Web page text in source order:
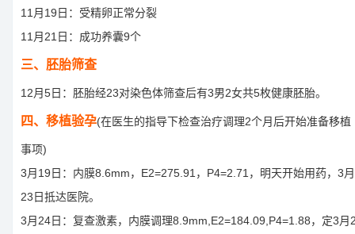
11月19日：受精卵正常分裂
11月21日：成功养囊9个
三、胚胎筛查
12月5日：胚胎经23对染色体筛查后有3男2女共5枚健康胚胎。
四、移植验孕(在医生的指导下检查治疗调理2个月后开始准备移植
事项)
3月19日：内膜8.6mm，E2=275.91，P4=2.71，明天开始用药，3月
23日抵达医院。
3月24日：复查激素，内膜调理8.9mm,E2=184.09,P4=1.88，定3月